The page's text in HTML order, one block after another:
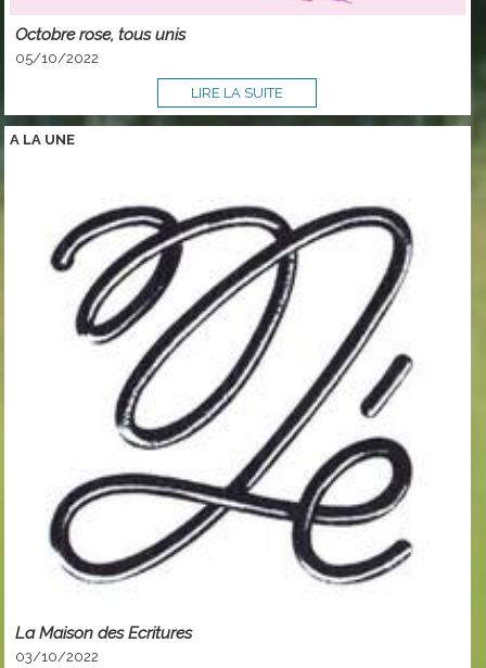
Octobre rose, tous unis
05/10/2022
LIRE LA SUITE
A LA UNE
La Maison des Ecritures
03/10/2022